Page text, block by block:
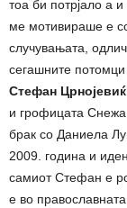
тоа би потрјало а
ме мотивираше е
случувањата,
сегашните
Стефан Црнојевиќ
и грофицата
брак со Даниела
2009. година и
самиот Стефан е
е во